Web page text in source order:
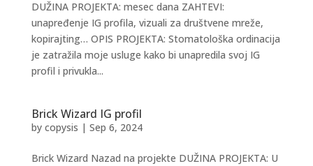
DUŽINA PROJEKTA: mesec dana ZAHTEVI:
unapređenje IG profila, vizuali za društvene mreže,
kopirajting… OPIS PROJEKTA: Stomatološka ordinacija
je zatražila moje usluge kako bi unapredila svoj IG
profil i privukla...
Brick Wizard IG profil
by copysis | Sep 6, 2024
Brick Wizard Nazad na projekte DUŽINA PROJEKTA: U